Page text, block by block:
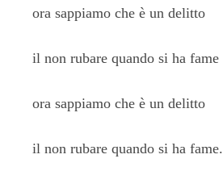
ora sappiamo che è un delitto
il non rubare quando si ha fame
ora sappiamo che è un delitto
il non rubare quando si ha fame.